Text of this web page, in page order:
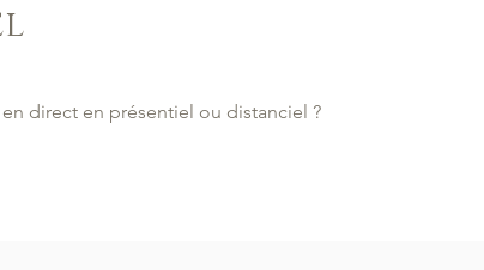
direct en présentiel ou distanciel ?